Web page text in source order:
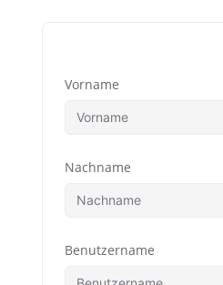
Vorname
Nachname
Benutzername